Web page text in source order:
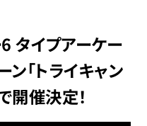
6 タイプアーケー
ン「トライキャン
開催決定！